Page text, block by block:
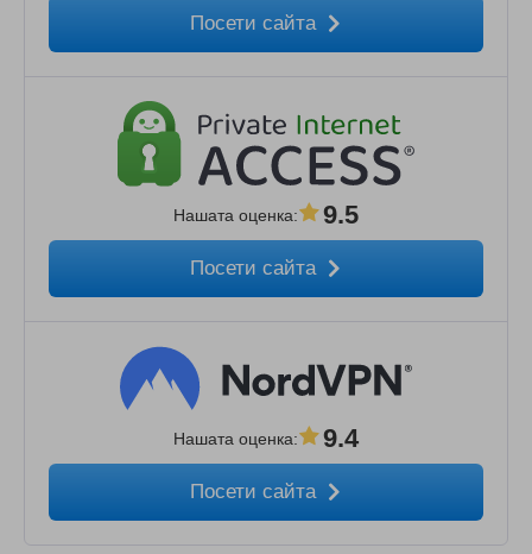
Посети сайта
Нашата оценка: 9.5
Посети сайта
Нашата оценка: 9.4
Посети сайта